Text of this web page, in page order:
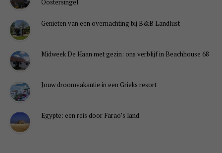
Oostersingel
Genieten van een overnachting bij B&B Landlust
Midweek De Haan met gezin: ons verblijf in Beachhouse 68
Jouw droomvakantie in een Grieks resort
Egypte: een reis door Farao’s land